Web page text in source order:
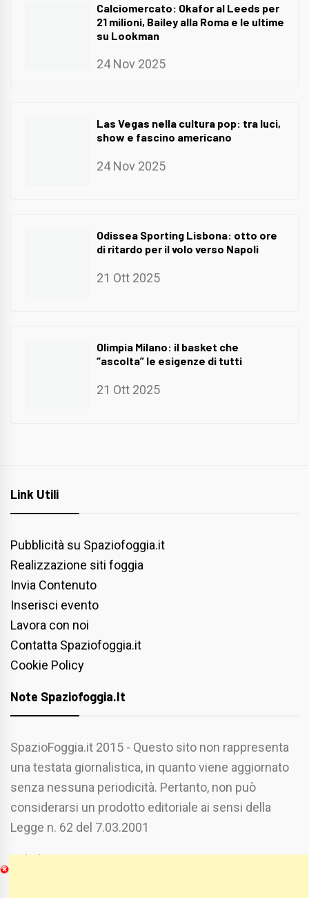
Calciomercato: Okafor al Leeds per
21 milioni, Bailey alla Roma e le ultime
su Lookman
24 Nov 2025
Las Vegas nella cultura pop: tra luci,
show e fascino americano
24 Nov 2025
Odissea Sporting Lisbona: otto ore
di ritardo per il volo verso Napoli
21 Ott 2025
Olimpia Milano: il basket che
“ascolta” le esigenze di tutti
21 Ott 2025
Link Utili
Pubblicità su Spaziofoggia.it
Realizzazione siti foggia
Invia Contenuto
Inserisci evento
Lavora con noi
Contatta Spaziofoggia.it
Cookie Policy
Note Spaziofoggia.it
SpazioFoggia.it 2015 - Questo sito non rappresenta
una testata giornalistica, in quanto viene aggiornato
senza nessuna periodicità. Pertanto, non può
considerarsi un prodotto editoriale ai sensi della
Legge n. 62 del 7.03.2001
Chi Siamo